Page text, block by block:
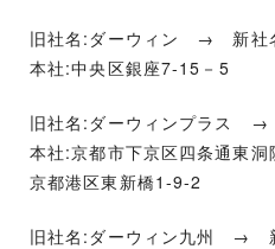
旧社名:ダーウィン → 新社
本社:中央区銀座7-15－5
旧社名:ダーウィンプラス
本社:京都市下京区四条通
京都港区東新橋1-9-2
旧社名:ダーウィン九州 →